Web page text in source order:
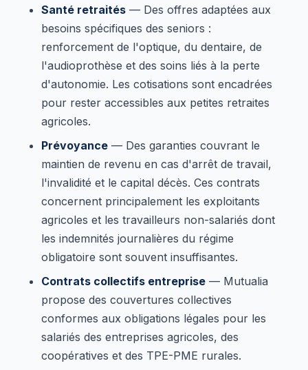
Santé retraités — Des offres adaptées aux
besoins spécifiques des seniors :
renforcement de l'optique, du dentaire, de
l'audioprothèse et des soins liés à la perte
d'autonomie. Les cotisations sont encadrées
pour rester accessibles aux petites retraites
agricoles.
Prévoyance — Des garanties couvrant le
maintien de revenu en cas d'arrêt de travail,
l'invalidité et le capital décès. Ces contrats
concernent principalement les exploitants
agricoles et les travailleurs non-salariés dont
les indemnités journalières du régime
obligatoire sont souvent insuffisantes.
Contrats collectifs entreprise — Mutualia
propose des couvertures collectives
conformes aux obligations légales pour les
salariés des entreprises agricoles, des
coopératives et des TPE-PME rurales.